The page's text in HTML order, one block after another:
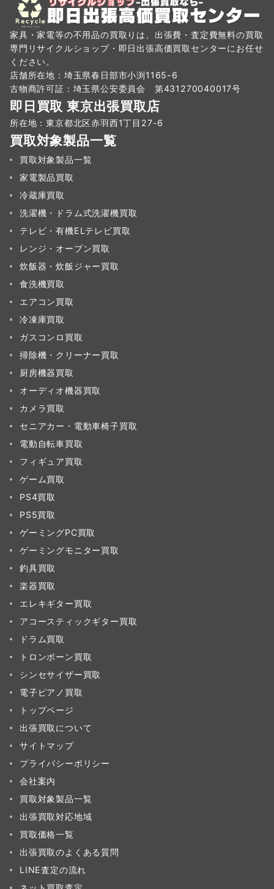
家具・家電等の不用品の買取りは、出張費・査定費無料の買取
専門リサイクルショップ・即日出張高価買取センターにお任せ
ください。
店舗所在地：埼玉県春日部市小渕1165-6
古物商許可証：埼玉県公安委員会 第431270040017号
即日買取 東京出張買取店
所在地：東京都北区赤羽西1丁目27-6
買取対象製品一覧
買取対象製品一覧
家電製品買取
冷蔵庫買取
洗濯機・ドラム式洗濯機買取
テレビ・有機ELテレビ買取
レンジ・オーブン買取
炊飯器・炊飯ジャー買取
食洗機買取
エアコン買取
冷凍庫買取
ガスコンロ買取
掃除機・クリーナー買取
厨房機器買取
オーディオ機器買取
カメラ買取
セニアカー・電動車椅子買取
電動自転車買取
フィギュア買取
ゲーム買取
PS4買取
PS5買取
ゲーミングPC買取
ゲーミングモニター買取
釣具買取
楽器買取
エレキギター買取
アコースティックギター買取
ドラム買取
トロンボーン買取
シンセサイザー買取
電子ピアノ買取
トップページ
出張買取について
サイトマップ
プライバシーポリシー
会社案内
買取対象製品一覧
出張買取対応地域
買取価格一覧
出張買取のよくある質問
LINE査定の流れ